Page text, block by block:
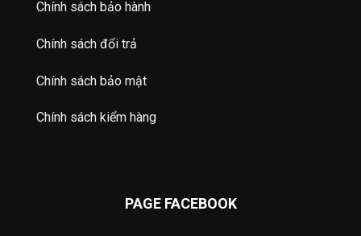
Chính sách bảo hành
Chính sách đổi trả
Chính sách bảo mật
Chính sách kiểm hàng
PAGE FACEBOOK